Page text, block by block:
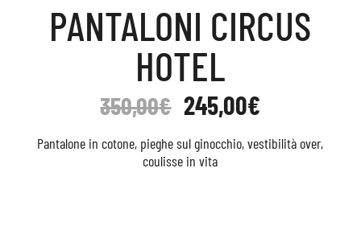
PANTALONI CIRCUS
HOTEL
350,00€ 245,00€
Pantalone in cotone, pieghe sul ginocchio, vestibilità over,
coulisse in vita